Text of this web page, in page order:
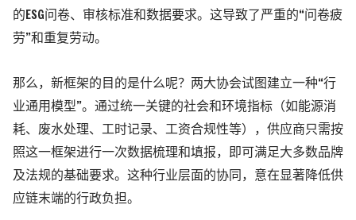
的ESG问卷、审核标准和数据要求。这导致了严重的“问卷疲
劳”和重复劳动。
那么，新框架的目的是什么呢？两大协会试图建立一种“行
业通用模型”。通过统一关键的社会和环境指标 （如能源消
耗、废水处理、工时记录、工资合规性等）
，供应商只需按
照这一框架进行一次数据梳理和填报，即可满足大多数品牌
及法规的基础要求。这种行业层面的协同，意在显著降低供
应链末端的行政负担。